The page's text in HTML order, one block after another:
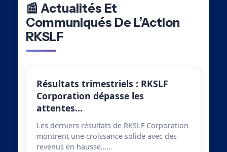
📰 Actualités Et
Communiqués De L’Action
RKSLF
Résultats trimestriels : RKSLF
Corporation dépasse les
attentes…
Les derniers résultats de RKSLF Corporation
montrent une croissance solide avec des
revenus en hausse……